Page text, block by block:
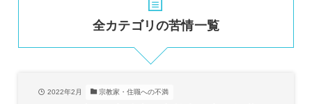
全カテゴリの苦情一覧
2022年2月 宗教家・住職への不満